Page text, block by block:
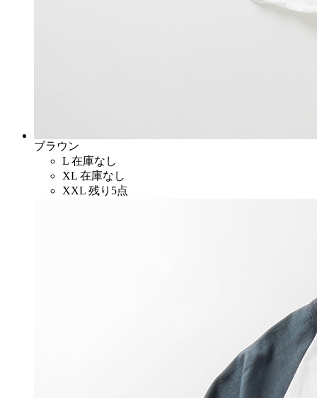
ブラウン
L 在庫なし
XL 在庫なし
XXL 残り5点